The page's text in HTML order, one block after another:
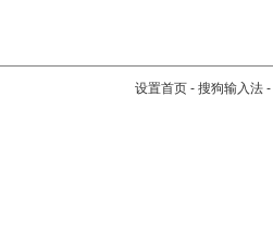
设置首页 - 搜狗输入法 -